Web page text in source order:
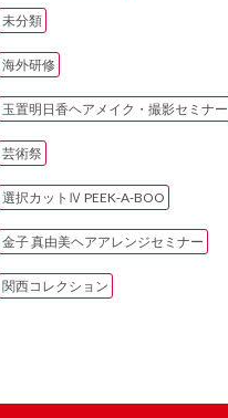
未分類
海外研修
玉置明日香ヘアメイク・撮影セミナー
芸術祭
選択カットⅣ PEEK‐A‐BOO
金子 真由美ヘアアレンジセミナー
関西コレクション